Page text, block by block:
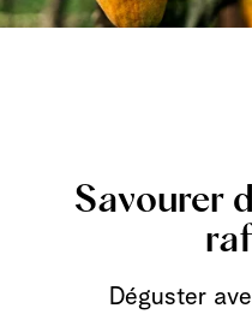
Savourer
Déguster